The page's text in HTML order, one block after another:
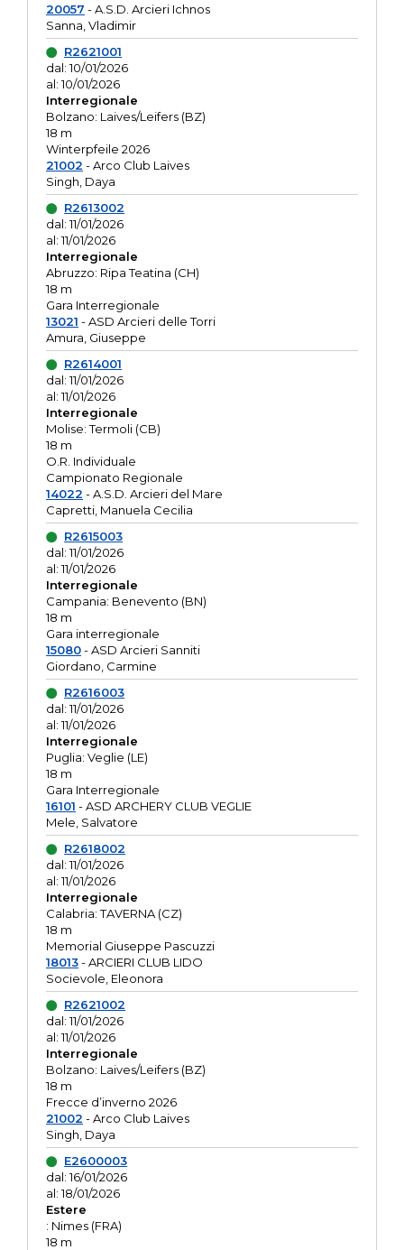
20057 - A.S.D. Arcieri Ichnos
Sanna, Vladimir
R2621001
dal: 10/01/2026
al: 10/01/2026
Interregionale
Bolzano: Laives/Leifers (BZ)
18 m
Winterpfeile 2026
21002 - Arco Club Laives
Singh, Daya
R2613002
dal: 11/01/2026
al: 11/01/2026
Interregionale
Abruzzo: Ripa Teatina (CH)
18 m
Gara Interregionale
13021 - ASD Arcieri delle Torri
Amura, Giuseppe
R2614001
dal: 11/01/2026
al: 11/01/2026
Interregionale
Molise: Termoli (CB)
18 m
O.R. Individuale
Campionato Regionale
14022 - A.S.D. Arcieri del Mare
Capretti, Manuela Cecilia
R2615003
dal: 11/01/2026
al: 11/01/2026
Interregionale
Campania: Benevento (BN)
18 m
Gara interregionale
15080- ASD Arcieri Sanniti
Giordano, Carmine
R2616003
dal: 11/01/2026
al: 11/01/2026
Interregionale
Puglia: Veglie (LE)
18 m
Gara Interregionale
16101 - ASD ARCHERY CLUB VEGLIE
Mele, Salvatore
R2618002
dal: 11/01/2026
al: 11/01/2026
Interregionale
Calabria: TAVERNA (CZ)
18 m
Memorial Giuseppe Pascuzzi
18013- ARCIERI CLUB LIDO
Socievole, Eleonora
R2621002
dal: 11/01/2026
al: 11/01/2026
Interregionale
Bolzano: Laives/Leifers (BZ)
18 m
Frecce d’inverno 2026
21002 - Arco Club Laives
Singh, Daya
E2600003
dal: 16/01/2026
al: 18/01/2026
Estere
: Nimes (FRA)
18 m